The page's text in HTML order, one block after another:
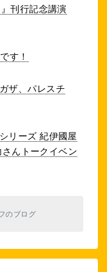
刊行記念講演
す！
ザ、パレスチ
リーズ 紀伊國屋
んトークイベン
のブログ